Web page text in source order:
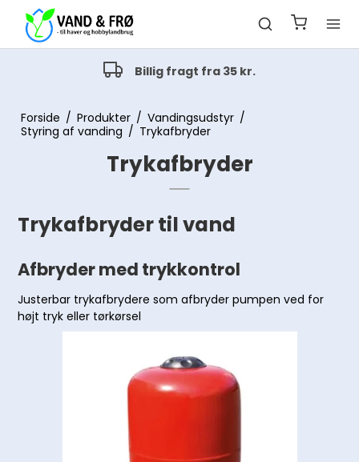
Billig fragt fra 35 kr.
Forside / Produkter / Vandingsudstyr /
Styring af vanding / Trykafbryder
Trykafbryder
Trykafbryder til vand
Afbryder med trykkontrol
Justerbar trykafbrydere som afbryder pumpen ved for
højt tryk eller tørkørsel